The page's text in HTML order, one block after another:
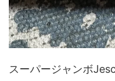
スーパージャンボ